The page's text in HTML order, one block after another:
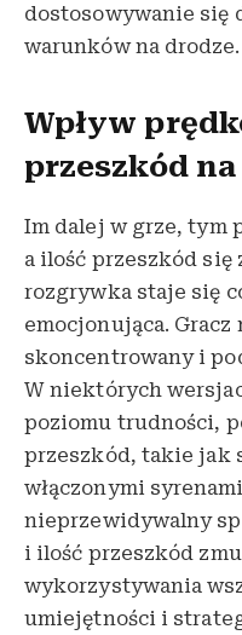
dostosowywanie się
warunków na drodze.
Wpływ
przeszkód
Im dalej w grze, tym
a ilość przeszkód się
rozgrywka staje się
emocjonująca.
skoncentrowany i
W niektórych
poziomu trudności,
przeszkód, takie jak
włączonymi
nieprzewidywalny
i ilość przeszkód
wykorzystywania
umiejętności i